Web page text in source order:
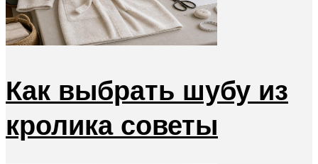
Как выбрать шубу из
кролика советы